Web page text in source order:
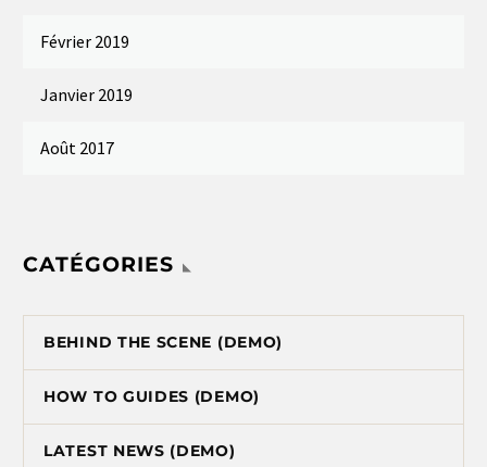
Février 2019
Janvier 2019
Août 2017
CATÉGORIES
BEHIND THE SCENE (DEMO)
HOW TO GUIDES (DEMO)
LATEST NEWS (DEMO)